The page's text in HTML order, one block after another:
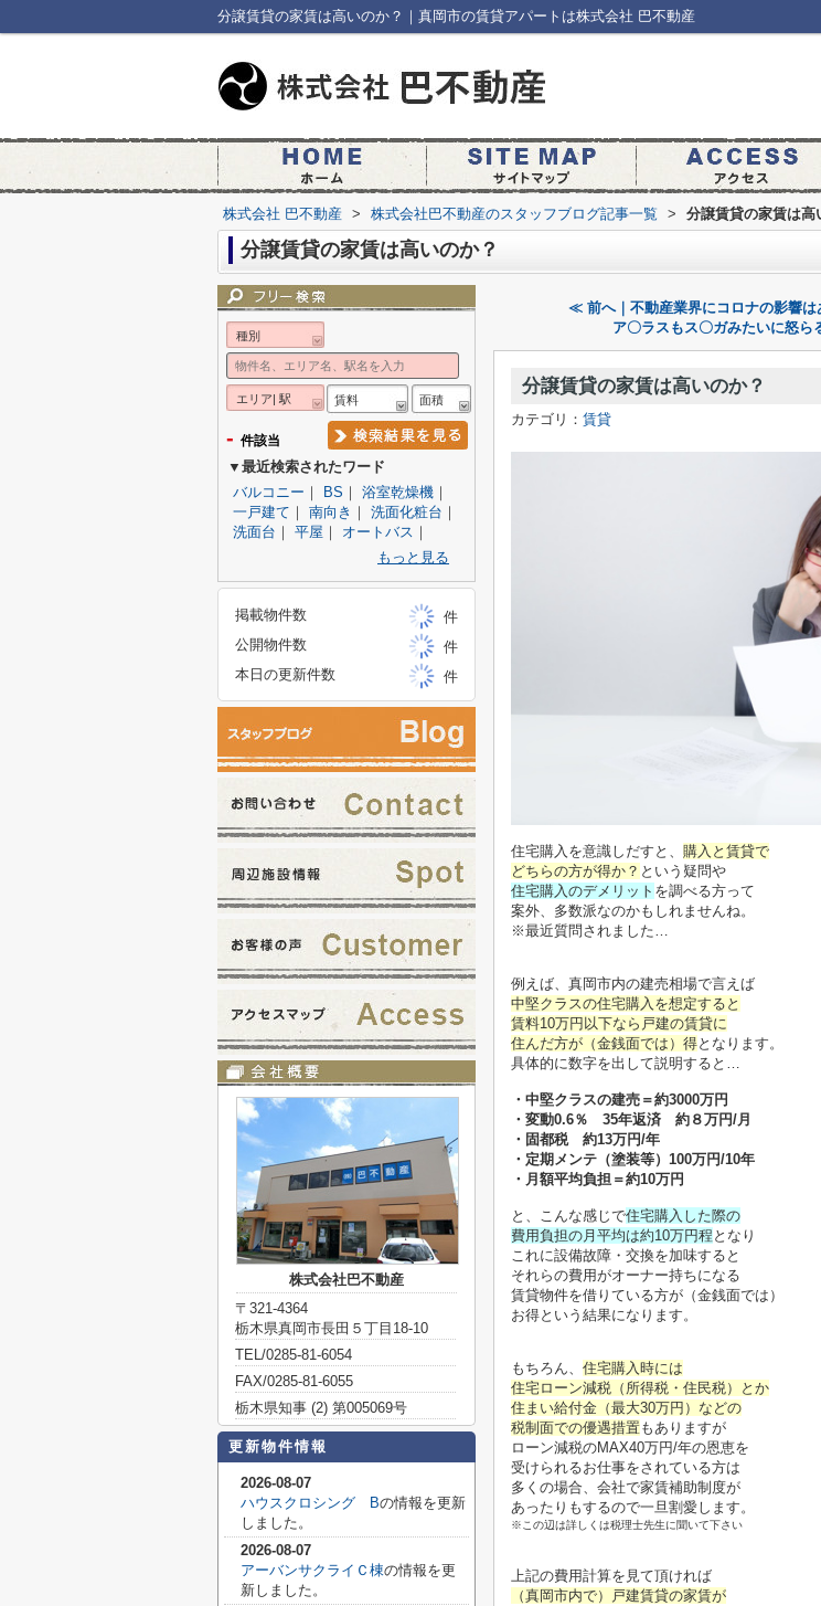
分譲賃貸の家賃は高いのか？｜真岡市の賃貸アパートは株式会社 巴不動産
株式会社 巴不動産 > 株式会社巴不動産のスタッフブログ記事一覧 > 分譲賃貸の家賃は高
分譲賃貸の家賃は高いのか？
≪ 前へ｜不動産業界にコロナの影響は
ア〇ラスもス〇ガみたいに怒
分譲賃貸の家賃は高いのか？
カテゴリ： 賃貸
住宅購入を意識しだすと、 購入と賃貸で
どちらの方が得か？ という疑問や
住宅購入のデメリット を調べる方って
案外、多数派なのかもしれませんね。
※最近質問されました…
例えば、真岡市内の建売相場で言えば
中堅クラスの住宅購入を想定すると
賃料10万円以下なら戸建の賃貸に
住んだ方が（金銭面では）得となります。
具体的に数字を出して説明すると…
・中堅クラスの建売＝約3000万円
・変動0.6％ 35年返済 約８万円/月
・固都税 約13万円/年
・定期メンテ（塗装等）100万円/10年
・月額平均負担＝約10万円
と、こんな感じで住宅購入した際の
費用負担の月平均は約10万円程 となり
これに設備故障・交換を加味すると
それらの費用がオーナー持ちになる
賃貸物件を借りている方が（金銭面では）
お得という結果になります。
もちろん、 住宅購入時には
住宅ローン減税（所得税・住民税）とか
住まい給付金（最大30万円）などの
税制面での優遇措置もありますが
ローン減税のMAX40万円/年の恩恵を
受けられるお仕事をされている方は
多くの場合、会社で家賃補助制度が
あったりもするので一旦割愛します。
※この辺は詳しくは税理士先生に聞いて下さい
上記の費用計算を見て頂ければ
（真岡市内で）戸建賃貸の家賃が
種別
エリア| 駅 賃料 面積
- 件該当
▼最近検索されたワード
バルコニー ｜ BS ｜ 浴室乾燥機 ｜
一戸建て ｜ 南向き ｜ 洗面化粧台 ｜
洗面台 ｜ 平屋 ｜ オートバス ｜
もっと見る
掲載物件数
件
公開物件数
件
本日の更新件数
件
株式会社巴不動産
〒321-4364
栃木県真岡市長田５丁目18-10
TEL/0285-81-6054
FAX/0285-81-6055
栃木県知事 (2) 第005069号
更新物件情報
2026-08-07
ハウスクロシング Bの情報を更新
しました。
2026-08-07
アーバンサクライＣ棟の情報を更
新しました。